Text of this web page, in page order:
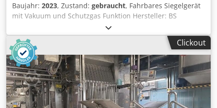
Baujahr: 2023, Zustand: gebraucht, Fahrbares Siegelgerät
mit Vakuum und Schutzgas Funktion Hersteller: BS
Verpackung GmbH & Co. KG Modell: BS25 Basic Baujahr
laut Typenschild: 2023 Maximale Siegelung: 365 × 280 mm
Maximale Schalenhöhe: 115 mm Zyklen: 1,5 / Min.
(abhängig von den eingestellten Prozessparametern)
Außenmaß: 560 × 970 × 1450 mm (B x T x H) Maximale
Folienbreite: 380 mm Druckluftanschluss: 6 Bar
Vakuumpumpe: 25 m³/h Gewicht: 180 kg Stromanschluss: 1
Phase, 230 / 400 V, 50 Hz Leistung: 2,1 kW Siegelarten:
Clickout